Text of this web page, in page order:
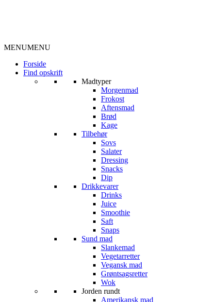
MENUMENU
Forside
Find opskrift
Madtyper
Morgenmad
Frokost
Aftensmad
Brød
Kage
Tilbehør
Sovs
Salater
Dressing
Snacks
Dip
Drikkevarer
Drinks
Juice
Smoothie
Saft
Snaps
Sund mad
Slankemad
Vegetarretter
Vegansk mad
Grøntsagsretter
Wok
Jorden rundt
Amerikansk mad